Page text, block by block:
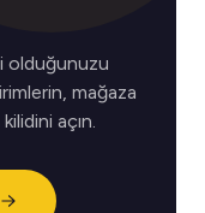
olduğunuzu
mağaza
açın.